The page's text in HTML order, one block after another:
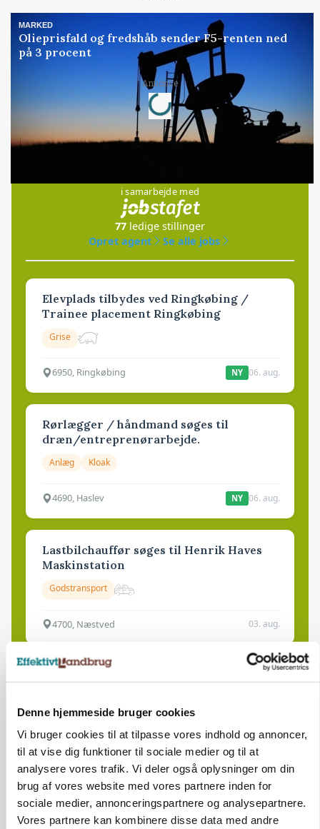
Denne hjemmeside bruger cookies
Vi bruger cookies til at tilpasse vores indhold og annoncer,
til at vise dig funktioner til sociale medier og til at
analysere vores trafik. Vi deler også oplysninger om din
brug af vores website med vores partnere inden for
sociale medier, annonceringspartnere og analysepartnere.
Vores partnere kan kombinere disse data med andre
MARKED
Olieprisfald og fredshåb sender F5-renten ned
på 3 procent
Annonce
Loading...
i samarbejde med
77 ledige stillinger
Opret agent
Se alle jobs
Elevplads tilbydes ved Ringkøbing /
Trainee placement Ringkøbing
Grise
6950, Ringkøbing NY 06. aug.
Rørlægger / håndmand søges til
dræn/entreprenørarbejde.
Anlæg Kloak
4690, Haslev NY 06. aug.
Lastbilchauffør søges til Henrik Haves
Maskinstation
Godstransport
4700, Næstved 03. aug.
9681, Ranum 03. aug.
Kalvepasser til ejendom i udvikling søges
Kalve